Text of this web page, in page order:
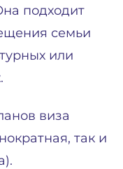
подходит
семьи
или
виза
так и